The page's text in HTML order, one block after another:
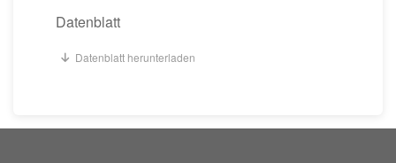
Datenblatt
Datenblatt herunterladen